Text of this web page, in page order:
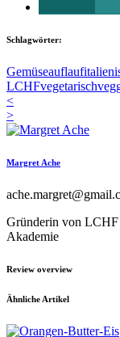
Schlagwörter:
Gemüseauflauf
LCHFvegetarisch
<
>
Margret Ache
Gründerin von LCHF
Akademie
Review overview
Ähnliche Artikel